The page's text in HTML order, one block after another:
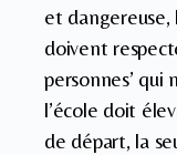
et dangereuse,
doivent
personnes’ qui
l’école doit
de départ, la